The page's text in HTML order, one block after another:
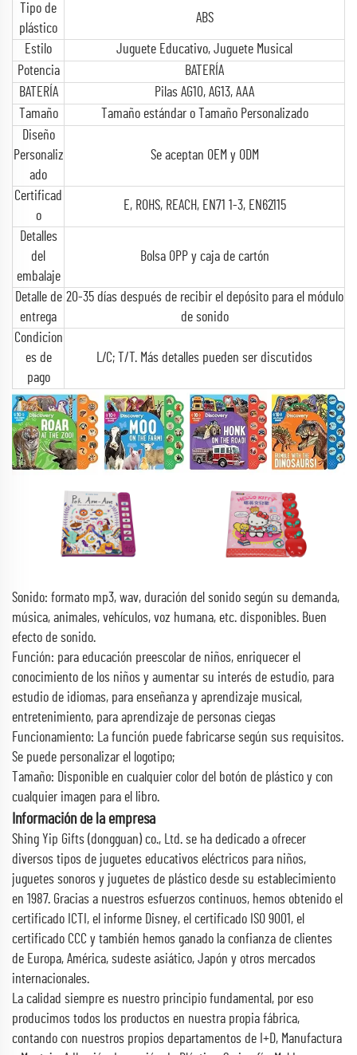
Tipo de
plástico
ABS
Estilo
Juguete Educativo, Juguete Musical
Potencia
BATERÍA
BATERÍA
Pilas AG10, AG13, AAA
Tamaño
Tamaño estándar o Tamaño Personalizado
Diseño
Personaliz
ado
Se aceptan OEM y ODM
Certificad
o
E, ROHS, REACH, EN71 1-3, EN62115
Detalles
del
embalaje
Bolsa OPP y caja de cartón
Detalle de
entrega
20-35 días después de recibir el depósito para el módulo
de sonido
Condicion
es de
pago
L/C; T/T. Más detalles pueden ser discutidos
Sonido: formato mp3, wav, duración del sonido según su demanda,
música, animales, vehículos, voz humana, etc. disponibles. Buen
efecto de sonido.
Función: para educación preescolar de niños, enriquecer el
conocimiento de los niños y aumentar su interés de estudio, para
estudio de idiomas, para enseñanza y aprendizaje musical,
entretenimiento, para aprendizaje de personas ciegas
Funcionamiento: La función puede fabricarse según sus requisitos.
Se puede personalizar el logotipo;
Tamaño: Disponible en cualquier color del botón de plástico y con
cualquier imagen para el libro.
Información de la empresa
Shing Yip Gifts (dongguan) co., Ltd. se ha dedicado a ofrecer
diversos tipos de juguetes educativos eléctricos para niños,
juguetes sonoros y juguetes de plástico desde su establecimiento
en 1987. Gracias a nuestros esfuerzos continuos, hemos obtenido el
certificado ICTI, el informe Disney, el certificado ISO 9001, el
certificado CCC y también hemos ganado la confianza de clientes
de Europa, América, sudeste asiático, Japón y otros mercados
internacionales.
La calidad siempre es nuestro principio fundamental, por eso
producimos todos los productos en nuestra propia fábrica,
contando con nuestros propios departamentos de I+D, Manufactura